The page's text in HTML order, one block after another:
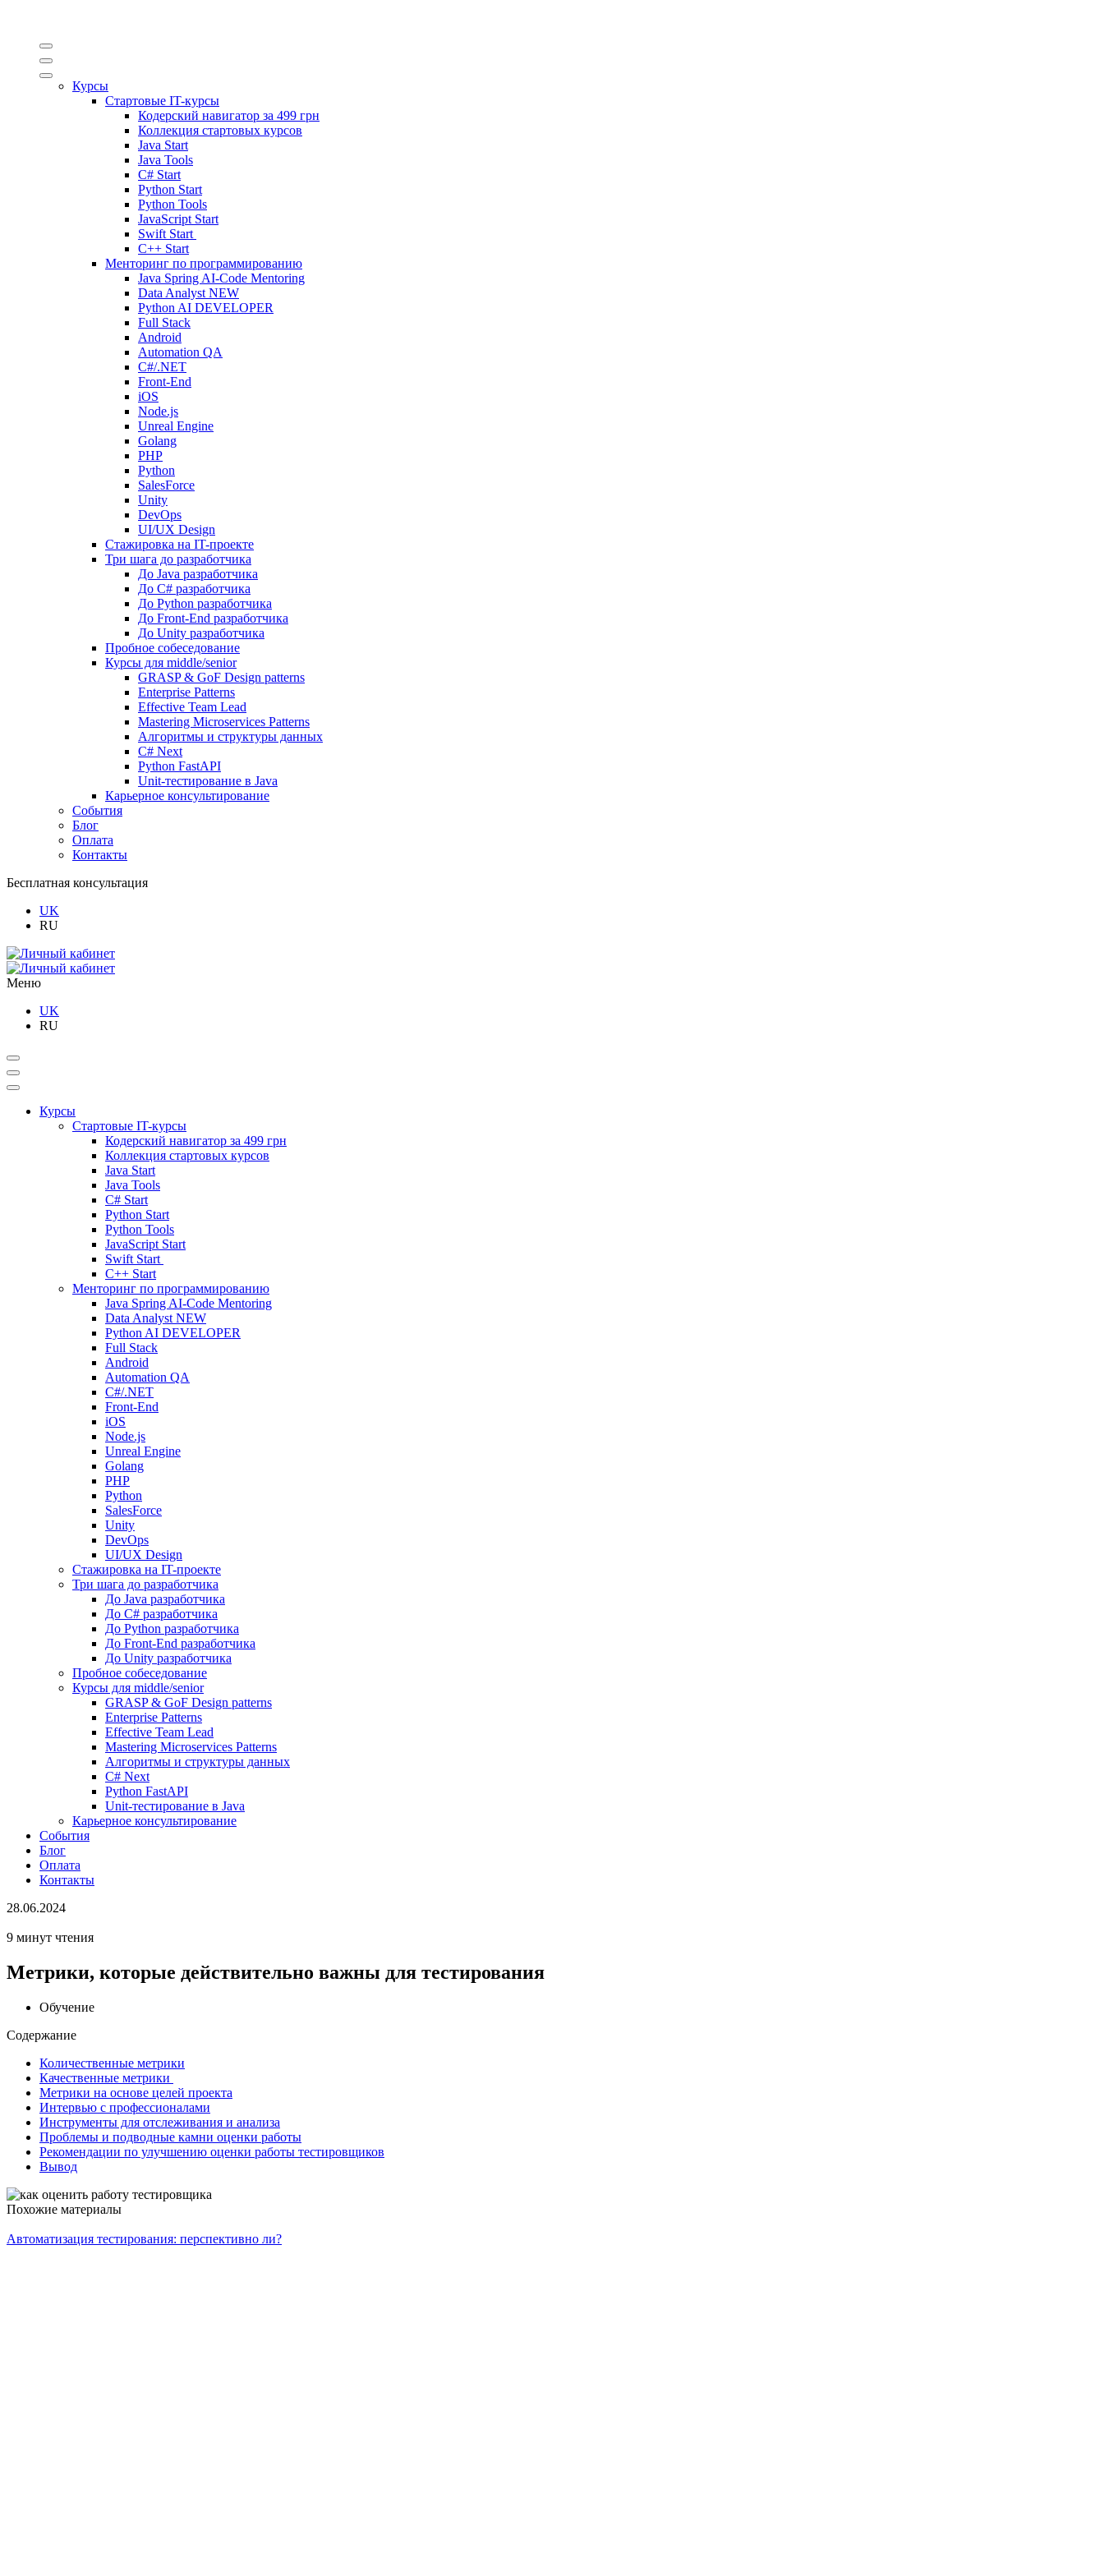
Курсы
Стартовые IT-курсы
Кодерский навигатор за 499 грн
Коллекция стартовых курсов
Java Start
Java Tools
C# Start
Python Start
Python Tools
JavaScript Start
Swift Start
C++ Start
Менторинг по программированию
Java Spring AI-Code Mentoring
Data Analyst NEW
Python AI DEVELOPER
Full Stack
Android
Automation QA
C#/.NET
Front-End
iOS
Node.js
Unreal Engine
Golang
PHP
Python
SalesForce
Unity
DevOps
UI/UX Design
Стажировка на IT-проекте
Три шага до разработчика
До Java разработчика
До C# разработчика
До Python разработчика
До Front-End разработчика
До Unity разработчика
Пробное собеседование
Курсы для middle/senior
GRASP & GoF Design patterns
Enterprise Patterns
Effective Team Lead
Mastering Microservices Patterns
Алгоритмы и структуры данных
C# Next
Python FastAPI
Unit-тестирование в Java
Карьерное консультирование
События
Блог
Оплата
Контакты
Бесплатная консультация
UK
RU
Меню
UK
RU
Курсы
Стартовые IT-курсы
Кодерский навигатор за 499 грн
Коллекция стартовых курсов
Java Start
Java Tools
C# Start
Python Start
Python Tools
JavaScript Start
Swift Start
C++ Start
Менторинг по программированию
Java Spring AI-Code Mentoring
Data Analyst NEW
Python AI DEVELOPER
Full Stack
Android
Automation QA
C#/.NET
Front-End
iOS
Node.js
Unreal Engine
Golang
PHP
Python
SalesForce
Unity
DevOps
UI/UX Design
Стажировка на IT-проекте
Три шага до разработчика
До Java разработчика
До C# разработчика
До Python разработчика
До Front-End разработчика
До Unity разработчика
Пробное собеседование
Курсы для middle/senior
GRASP & GoF Design patterns
Enterprise Patterns
Effective Team Lead
Mastering Microservices Patterns
Алгоритмы и структуры данных
C# Next
Python FastAPI
Unit-тестирование в Java
Карьерное консультирование
События
Блог
Оплата
Контакты
28.06.2024
9 минут чтения
Метрики, которые действительно важны для тестирования
Обучение
Содержание
Количественные метрики
Качественные метрики
Метрики на основе целей проекта
Интервью с профессионалами
Инструменты для отслеживания и анализа
Проблемы и подводные камни оценки работы
Рекомендации по улучшению оценки работы тестировщиков
Вывод
Похожие материалы
Автоматизация тестирования: перспективно ли?